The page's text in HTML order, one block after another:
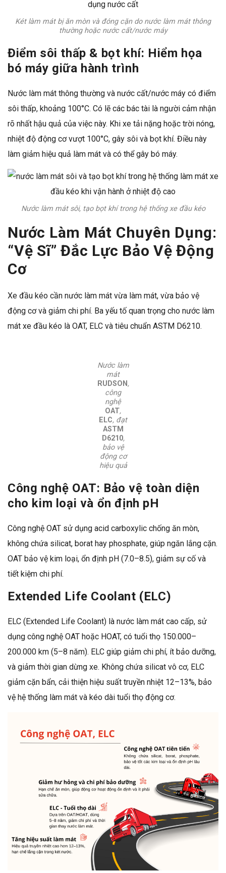
Két làm mát bị ăn mòn và đóng cặn do nước làm mát thông
thường hoặc nước cất/nước máy
Điểm sôi thấp & bọt khí: Hiểm họa
bó máy giữa hành trình
Nước làm mát thông thường và nước cất/nước máy có điểm
sôi thấp, khoảng 100°C. Có lẽ các bác tài là người cảm nhận
rõ nhất hậu quả của việc này. Khi xe tải nặng hoặc trời nóng,
nhiệt độ động cơ vượt 100°C, gây sôi và bọt khí. Điều này
làm giảm hiệu quả làm mát và có thể gây bó máy.
Nước làm mát sôi, tạo bọt khí trong hệ thống xe đầu kéo
Nước Làm Mát Chuyên Dụng:
“Vệ Sĩ” Đắc Lực Bảo Vệ Động
Cơ
Xe đầu kéo cần nước làm mát vừa làm mát, vừa bảo vệ
động cơ và giảm chi phí. Ba yếu tố quan trọng cho nước làm
mát xe đầu kéo là OAT, ELC và tiêu chuẩn ASTM D6210.
Nước làm
mát
RUDSON ,
công
nghệ
OAT,
ELC, đạt
ASTM
D6210,
bảo vệ
động cơ
hiệu quả
Công nghệ OAT: Bảo vệ toàn diện
cho kim loại và ổn định pH
Công nghệ OAT sử dụng acid carboxylic chống ăn mòn,
không chứa silicat, borat hay phosphate, giúp ngăn lắng cặn.
OAT bảo vệ kim loại, ổn định pH (7.0–8.5), giảm sự cố và
tiết kiệm chi phí.
Extended Life Coolant (ELC)
ELC (Extended Life Coolant) là nước làm mát cao cấp, sử
dụng công nghệ OAT hoặc HOAT, có tuổi thọ 150.000–
200.000 km (5–8 năm). ELC giúp giảm chi phí, ít bảo dưỡng,
và giảm thời gian dừng xe. Không chứa silicat vô cơ, ELC
giảm cặn bẩn, cải thiện hiệu suất truyền nhiệt 12–13%, bảo
vệ hệ thống làm mát và kéo dài tuổi thọ động cơ.